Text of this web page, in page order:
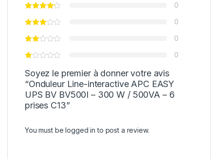
0
0
0
0
Soyez le premier à donner votre avis
“Onduleur Line-interactive APC EASY
UPS BV BV500I – 300 W / 500VA – 6
prises C13”
You must belogged in to post a review.